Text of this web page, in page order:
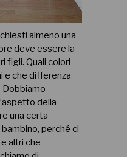
almeno una
deve essere la
figli. Quali colori
e che differenza
Dobbiamo
della
una certa
perché ci
altri che